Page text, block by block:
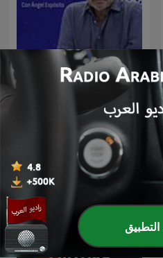
La Linterna
التطبيق